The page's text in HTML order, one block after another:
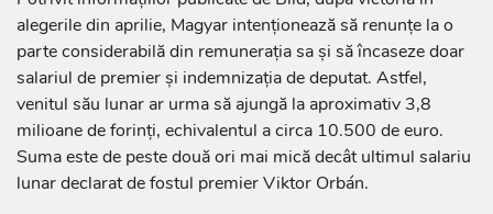
alegerile din aprilie, Magyar intenționează să renunțe la o
parte considerabilă din remunerația sa și să încaseze doar
salariul de premier și indemnizația de deputat. Astfel,
venitul său lunar ar urma să ajungă la aproximativ 3,8
milioane de forinți, echivalentul a circa 10.500 de euro.
Suma este de peste două ori mai mică decât ultimul salariu
lunar declarat de fostul premier Viktor Orbán.